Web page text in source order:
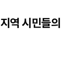
지역 시민들